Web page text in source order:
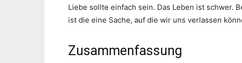
Liebe sollte einfach sein. Das Leben ist schwer.
ist die eine Sache, auf die wir uns verlassen
Zusammenfassung